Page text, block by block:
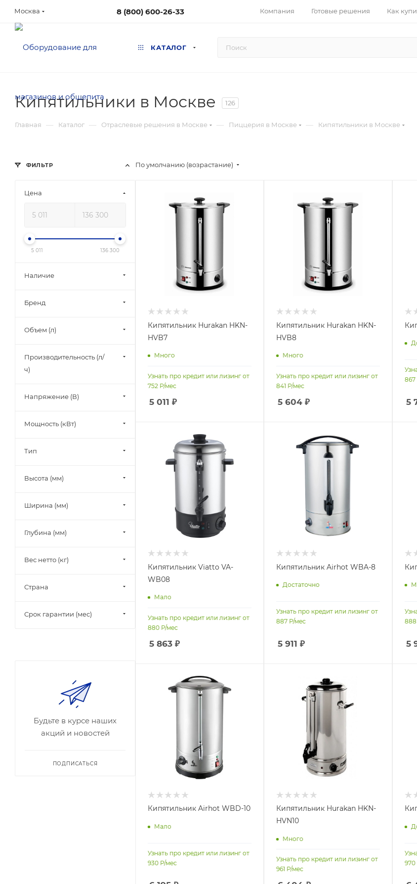
Москва 8 (800) 600-26-33 Компания Готовые решения Как
КАТАЛОГ
Кипятильники в Москве 126
Главная — Каталог — Отраслевые решения в Москве — Пиццерия в Москве — Кипятильники в Москве
По умолчанию (возрастание)
Кипятильник Hurakan HKN-
HVB7
Много
Узнать про кредит или лизинг от
752 Р/мес
5 011 ₽
Кипятильник Hurakan HKN-
HVB8
Много
Узнать про кредит или лизинг от
841 Р/мес
5 604₽
867
5
Кипятильник Viatto VA-
WB08
Мало
Узнать про кредит или лизинг от
880 Р/мес
5 863 ₽
Кипятильник Airhot WBA-8
Достаточно
Узнать про кредит или лизинг от
887Р/мес
5 911 ₽
888
5
Кипятильник Airhot WBD-10
Мало
Узнать про кредит или лизинг от
930 Р/мес
Кипятильник Hurakan HKN-
HVN10
Много
Узнать про кредит или лизинг от
961 Р/мес
970
ФИЛЬТР
Цена
5 011 136 300
Наличие
Бренд
Объем (л)
Производительность (л/
ч)
Напряжение (В)
Мощность (кВт)
Тип
Высота (мм)
Ширина (мм)
Глубина (мм)
Вес нетто (кг)
Страна
Срок гарантии (мес)
Будьте в курсе наших
акций и новостей
ПОДПИСАТЬСЯ